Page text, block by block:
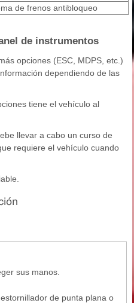
de frenos antibloqueo
de instrumentos
opciones (ESC, MDPS, etc.)
dependiendo de las
tiene el vehículo al
llevar a cabo un curso de
requiere el vehículo cuando
sus manos.
de punta plana o